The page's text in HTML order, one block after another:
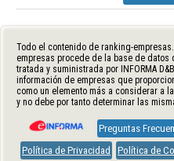
Todo el contenido de ranking-
empresas procede de la base de datos
tratada y suministrada por INFORMA
información de empresas que
como un elemento más a considerar a
y no debe por tanto determinar las
Preguntas
Política de Privacidad
Política de